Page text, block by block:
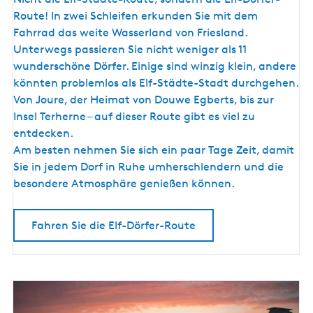
L
a
n
d
l
f
-
D
ö
r
f
e
r
-
R
Route! In zwei Schleifen erkunden Sie mit dem
Fahrrad das weite Wasserland von Friesland.
Unterwegs passieren Sie nicht weniger als 11
wunderschöne Dörfer. Einige sind winzig klein, andere
könnten problemlos als Elf-Städte-Stadt durchgehen.
Von Joure, der Heimat von Douwe Egberts, bis zur
Insel Terherne – auf dieser Route gibt es viel zu
entdecken.
Am besten nehmen Sie sich ein paar Tage Zeit, damit
Sie in jedem Dorf in Ruhe umherschlendern und die
besondere Atmosphäre genießen können.
Fahren Sie die Elf-Dörfer-Route